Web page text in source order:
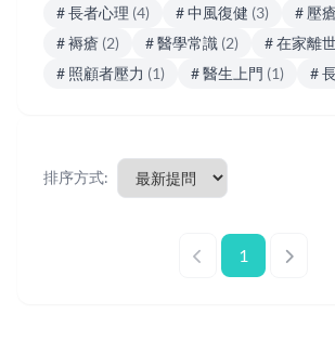
# 長者心理 (4) # 中風復健 (3) # 壓
# 褥瘡 (2) # 醫學常識 (2) # 在家離
# 照顧者壓力 (1) # 醫生上門 (1) #
排序方式:
1